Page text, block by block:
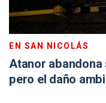
EN SAN NICOLÁS
Atanor abandona
pero el daño